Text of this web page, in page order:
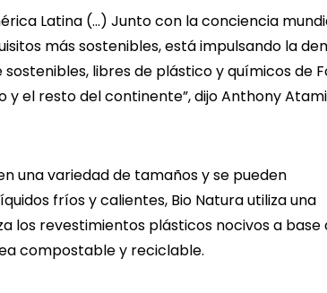
Latina (…) Junto con la conciencia
más sostenibles, está impulsando la
libres de plástico y químicos de
el resto del continente”, dijo Anthony
una variedad de tamaños y se pueden
fríos y calientes, Bio Natura utiliza una
los revestimientos plásticos nocivos a base
compostable y reciclable.